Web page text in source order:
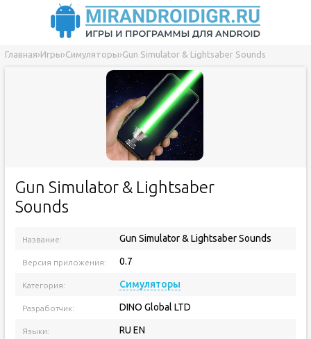
Главная›Игры›Симуляторы›Gun Simulator & Lightsaber Sounds
Gun Simulator & Lightsaber
Sounds
Название: Gun Simulator & Lightsaber Sounds
Версия приложения: 0.7
Категория: Симуляторы
Разработчик: DINO Global LTD
Языки: RU EN